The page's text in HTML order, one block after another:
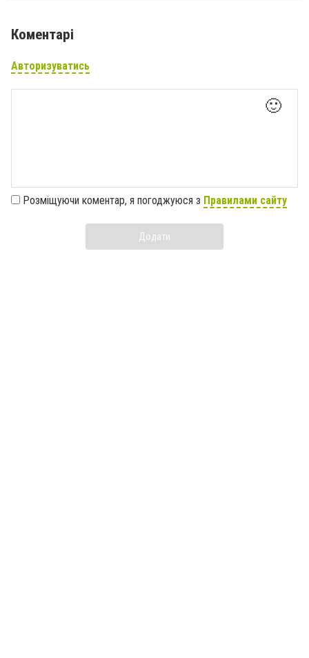
Коментарі
Авторизуватись
🙂
Розміщуючи коментар, я погоджуюся з Правилами сайту
Додати